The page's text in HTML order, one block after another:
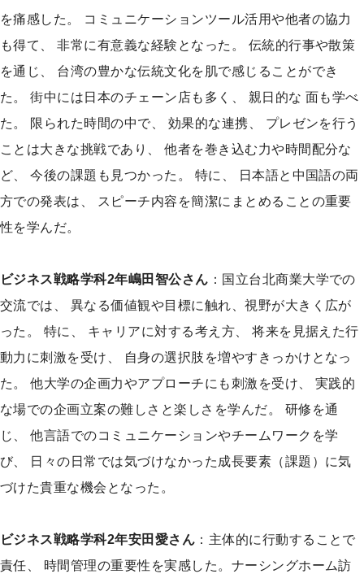
を痛感した。 コミュニケーションツール活用や他者の協力
も得て、 非常に有意義な経験となった。 伝統的行事や散策
を通じ、 台湾の豊かな伝統文化を肌で感じることができ
た。 街中には日本のチェーン店も多く、 親日的な 面も学べ
た。 限られた時間の中で、 効果的な連携、 プレゼンを行う
ことは大きな挑戦であり、 他者を巻き込む力や時間配分な
ど、 今後の課題も見つかった。 特に、 日本語と中国語の両
方での発表は、 スピーチ内容を簡潔にまとめることの重要
性を学んだ。
ビジネス戦略学科2年嶋田智公さん ：国立台北商業大学での
交流では、 異なる価値観や目標に触れ、視野が大きく広が
った。 特に、 キャリアに対する考え方、 将来を見据えた行
動力に刺激を受け、 自身の選択肢を増やすきっかけとなっ
た。 他大学の企画力やアプローチにも刺激を受け、 実践的
な場での企画立案の難しさと楽しさを学んだ。 研修を通
じ、 他言語でのコミュニケーションやチームワークを学
び、 日々の日常では気づけなかった成長要素（課題）に気
づけた貴重な機会となった。
ビジネス戦略学科2年安田愛さん ：主体的に行動することで
責任、 時間管理の重要性を実感した。ナーシングホーム訪